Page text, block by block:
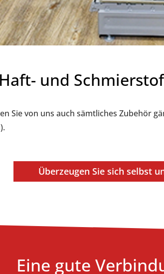
und
Sie von uns auch sämtliches Zubehör
Überzeugen Sie sich selbst
Eine gute